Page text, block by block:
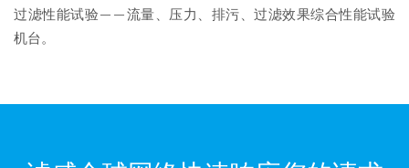
过滤性能试验——流量、压力、排污、过滤效果综合性能试验
机台。